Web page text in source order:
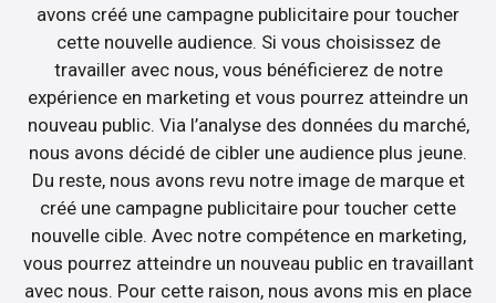
avons créé une campagne publicitaire pour toucher
cette nouvelle audience. Si vous choisissez de
travailler avec nous, vous bénéficierez de notre
expérience en marketing et vous pourrez atteindre un
nouveau public. Via l’analyse des données du marché,
nous avons décidé de cibler une audience plus jeune.
Du reste, nous avons revu notre image de marque et
créé une campagne publicitaire pour toucher cette
nouvelle cible. Avec notre compétence en marketing,
vous pourrez atteindre un nouveau public en travaillant
avec nous. Pour cette raison, nous avons mis en place